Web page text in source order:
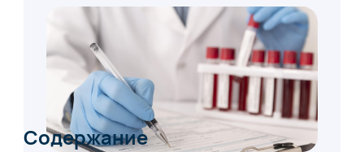
Содержание